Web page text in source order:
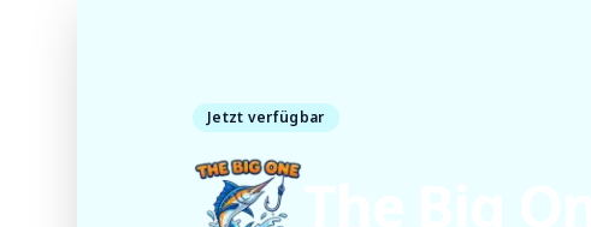
Jetzt verfügbar